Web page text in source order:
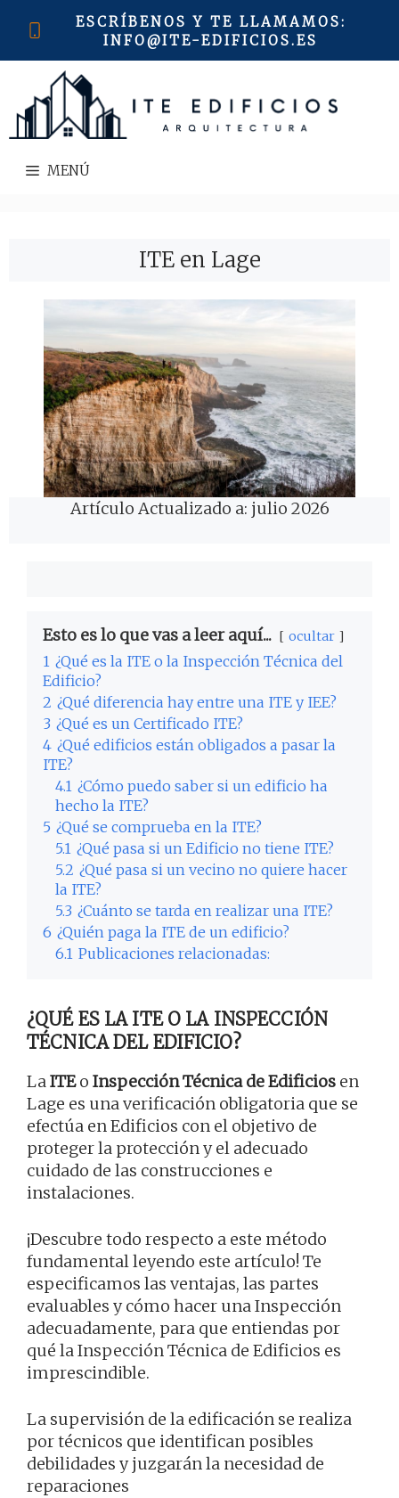
ESCRÍBENOS Y TE LLAMAMOS:
INFO@ITE-EDIFICIOS.ES
MENÚ
ITE en Lage
Artículo Actualizado a: julio 2026
Esto es lo que vas a leer aquí... ocultar
1 ¿Qué es la ITE o la Inspección Técnica del
Edificio?
2 ¿Qué diferencia hay entre una ITE y IEE?
3 ¿Qué es un Certificado ITE?
4 ¿Qué edificios están obligados a pasar la
ITE?
4.1 ¿Cómo puedo saber si un edificio ha
hecho la ITE?
5 ¿Qué se comprueba en la ITE?
5.1 ¿Qué pasa si un Edificio no tiene ITE?
5.2 ¿Qué pasa si un vecino no quiere hacer
la ITE?
5.3 ¿Cuánto se tarda en realizar una ITE?
6 ¿Quién paga la ITE de un edificio?
6.1 Publicaciones relacionadas:
¿QUÉ ES LA ITE O LA INSPECCIÓN
TÉCNICA DEL EDIFICIO?
LaITEo Inspección Técnica de Edificios en
Lage es una verificación obligatoria que se
efectúa en Edificios con el objetivo de
proteger la protección y el adecuado
cuidado de las construcciones e
instalaciones.
¡Descubre todo respecto a este método
fundamental leyendo este artículo! Te
especificamos las ventajas, las partes
evaluables y cómo hacer una Inspección
adecuadamente, para que entiendas por
qué la Inspección Técnica de Edificios es
imprescindible.
La supervisión de la edificación se realiza
por técnicos que identifican posibles
debilidades y juzgarán la necesidad de
reparaciones